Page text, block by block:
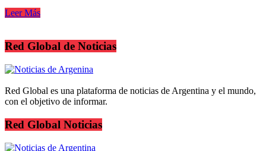
Leer Más
Red Global de Noticias
Red Global es una plataforma de noticias de Argentina y el mundo,
con el objetivo de informar.
Red Global Noticias